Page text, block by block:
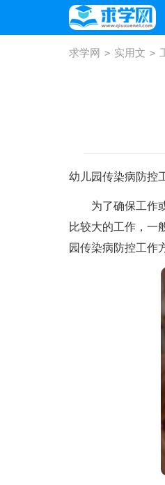
求学网 > 实用文 >
幼儿园传染病防控
为了确保工作或
比较大的工作，一
园传染病防控工作